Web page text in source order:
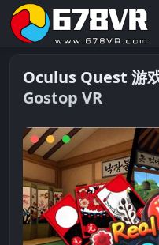
Oculus Quest 游
Gostop VR